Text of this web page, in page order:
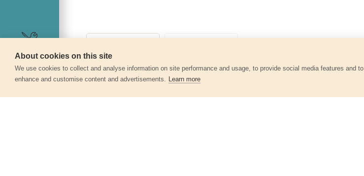
Szerviz
About cookies on this site
We use cookies to collect and analyse information on site performance and usage, to provide social media features and to
enhance and customise content and advertisements. Learn more